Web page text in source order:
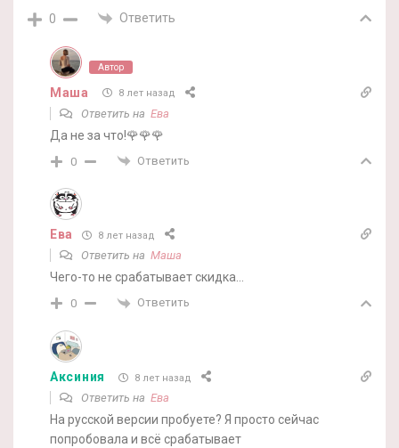
0 Ответить
Автор
Маша 8 лет назад
Ответить на Ева
Да не за что!🌹🌹🌹
0 Ответить
Ева 8 лет назад
Ответить на Маша
Чего-то не срабатывает скидка…
0 Ответить
Аксиния 8 лет назад
Ответить на Ева
На русской версии пробуете? Я просто сейчас
попробовала и всё срабатывает